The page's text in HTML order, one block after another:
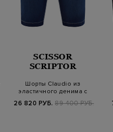
SCISSOR
SCRIPTOR
Шорты Claudio из
эластичного денима с
26 820 РУБ. 89 400 РУБ.